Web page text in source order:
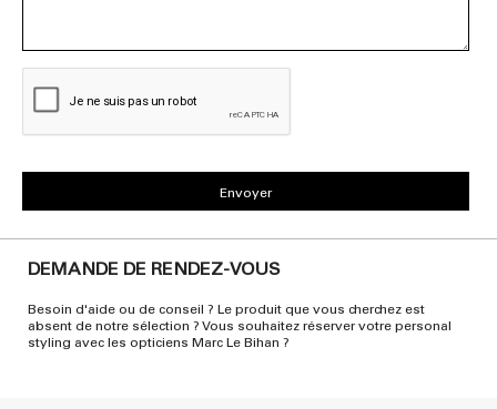
DEMANDE DE RENDEZ-VOUS
Besoin d'aide ou de conseil ? Le produit que vous cherchez est
absent de notre sélection ? Vous souhaitez réserver votre personal
styling avec les opticiens Marc Le Bihan ?